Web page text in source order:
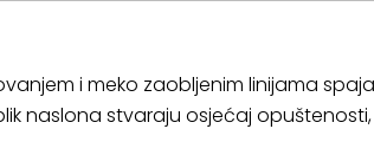
i meko zaobljenim linijama
naslona stvaraju osjećaj